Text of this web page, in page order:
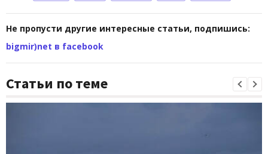
Не пропусти другие интересные статьи, подпишись:
bigmir)net в facebook
Статьи по теме